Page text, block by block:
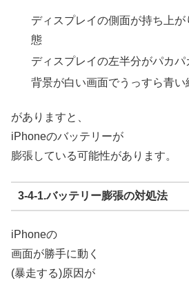
ディスプレイの側面が持ち上
態
ディスプレイの左半分がパカ
背景が白い画面でうっすら青
がありますと、
iPhoneのバッテリーが
膨張している可能性があります。
3-4-1.バッテリー膨張の対処法
iPhoneの
画面が勝手に動く
(暴走する)原因が